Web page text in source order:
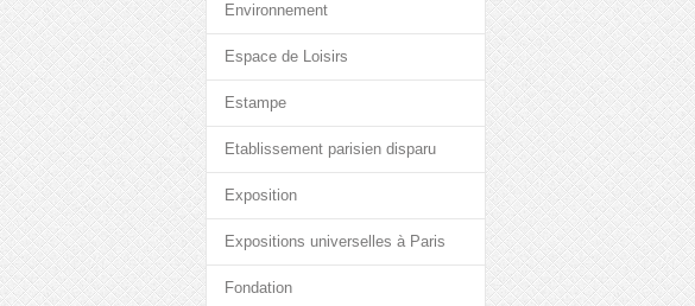
Environnement
Espace de Loisirs
Estampe
Etablissement parisien disparu
Exposition
Expositions universelles à Paris
Fondation